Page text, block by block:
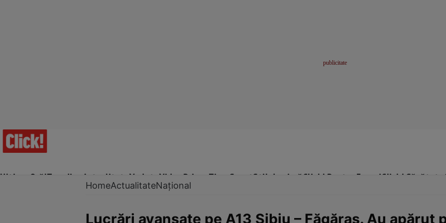
Ultima Oră!Trending Actualitate Vedete Video Prime Time SportStil de viațăClick! Pentru FemeiClick! Sănătate
HomeActualitateNațional
Lucrări avansate pe A13 Sibiu – Făgăraș. Au apărut